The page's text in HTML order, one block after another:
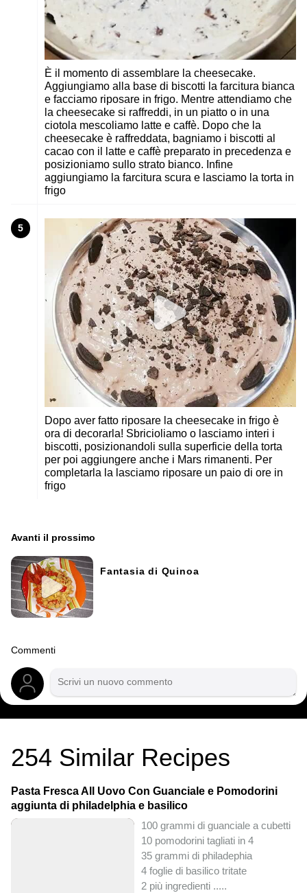
È il momento di assemblare la cheesecake.
Aggiungiamo alla base di biscotti la farcitura bianca
e facciamo riposare in frigo. Mentre attendiamo che
la cheesecake si raffreddi, in un piatto o in una
ciotola mescoliamo latte e caffè. Dopo che la
cheesecake è raffreddata, bagniamo i biscotti al
cacao con il latte e caffè preparato in precedenza e
posizioniamo sullo strato bianco. Infine
aggiungiamo la farcitura scura e lasciamo la torta in
frigo
5
Dopo aver fatto riposare la cheesecake in frigo è
ora di decorarla! Sbricioliamo o lasciamo interi i
biscotti, posizionandoli sulla superficie della torta
per poi aggiungere anche i Mars rimanenti. Per
completarla la lasciamo riposare un paio di ore in
frigo
Avanti il ​​prossimo
Fantasia di Quinoa
Commenti
254 Similar Recipes
Pasta Fresca All Uovo Con Guanciale e Pomodorini
aggiunta di philadelphia e basilico
100 grammi di guanciale a cubetti
10 pomodorini tagliati in 4
35 grammi di philadephia
4 foglie di basilico tritate
2 più ingredienti .....